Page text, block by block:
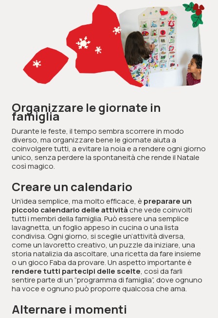
Organizzare le giornate in
famiglia
Durante le feste, il tempo sembra scorrere in modo
diverso, ma organizzare bene le giornate aiuta a
coinvolgere tutti, a evitare la noia e a rendere ogni giorno
unico, senza perdere la spontaneità che rende il Natale
così magico.
Creare un calendario
Un’idea semplice, ma molto efficace, è preparare un
piccolo calendario delle attivitàche vede coinvolti
tutti i membri della famiglia. Può essere una semplice
lavagnetta, un foglio appeso in cucina o una lista
condivisa. Ogni giorno, si sceglie un’attività diversa,
come un lavoretto creativo, un puzzle da iniziare, una
storia natalizia da ascoltare, una ricetta da fare insieme
o un gioco Faba da provare. Un aspetto importante è
rendere tutti partecipi delle scelte, così da farli
sentire parte di un “programma di famiglia”, dove ognuno
ha voce e ognuno può proporre qualcosa che ama.
Alternare i momenti